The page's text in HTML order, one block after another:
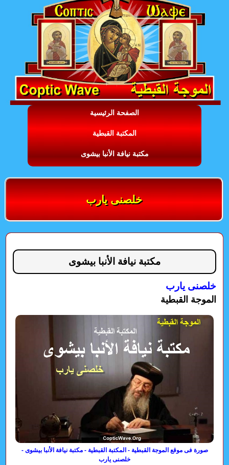
الصفحة الرئيسية
المكتبة القبطية
مكتبة نيافة الأنبا بيشوى
خلصنى يارب
مكتبة نيافة الأنبا بيشوى
خلصنى يارب
الموجة القبطية
صورة فى موقع الموجة القبطية - المكتبة القبطية - مكتبة نيافة الأنبا بيشوى -
خلصنى يارب